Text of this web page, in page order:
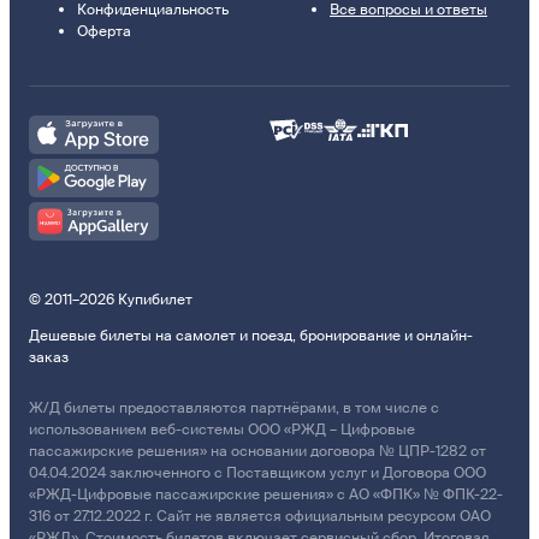
Конфиденциальность
Оферта
Все вопросы и ответы
© 2011–2026 Купибилет
Дешевые билеты на самолет и поезд, бронирование и онлайн-
заказ
Ж/Д билеты предоставляются партнёрами, в том числе с
использованием веб-системы ООО «РЖД – Цифровые
пассажирские решения» на основании договора № ЦПР-1282 от
04.04.2024 заключенного с Поставщиком услуг и Договора ООО
«РЖД-Цифровые пассажирские решения» с АО «ФПК» № ФПК-22-
316 от 27.12.2022 г. Сайт не является официальным ресурсом ОАО